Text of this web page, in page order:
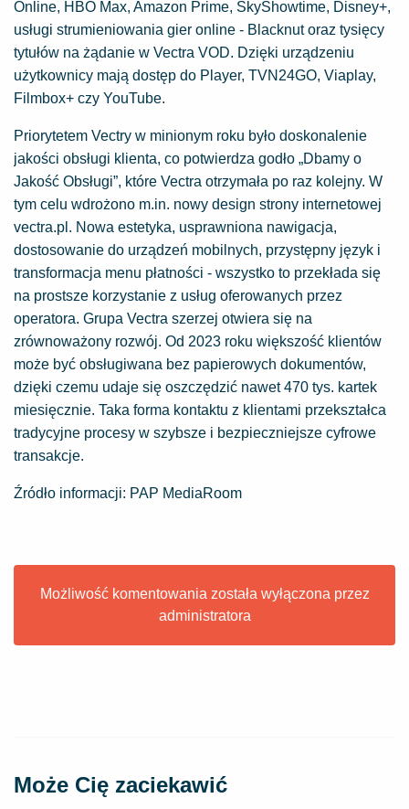
Online, HBO Max, Amazon Prime, SkyShowtime, Disney+,
usługi strumieniowania gier online - Blacknut oraz tysięcy
tytułów na żądanie w Vectra VOD. Dzięki urządzeniu
użytkownicy mają dostęp do Player, TVN24GO, Viaplay,
Filmbox+ czy YouTube.
Priorytetem Vectry w minionym roku było doskonalenie
jakości obsługi klienta, co potwierdza godło „Dbamy o
Jakość Obsługi”, które Vectra otrzymała po raz kolejny. W
tym celu wdrożono m.in. nowy design strony internetowej
vectra.pl. Nowa estetyka, usprawniona nawigacja,
dostosowanie do urządzeń mobilnych, przystępny język i
transformacja menu płatności - wszystko to przekłada się
na prostsze korzystanie z usług oferowanych przez
operatora. Grupa Vectra szerzej otwiera się na
zrównoważony rozwój. Od 2023 roku większość klientów
może być obsługiwana bez papierowych dokumentów,
dzięki czemu udaje się oszczędzić nawet 470 tys. kartek
miesięcznie. Taka forma kontaktu z klientami przekształca
tradycyjne procesy w szybsze i bezpieczniejsze cyfrowe
transakcje.
Źródło informacji: PAP MediaRoom
Możliwość komentowania została wyłączona przez
administratora
Może Cię zaciekawić